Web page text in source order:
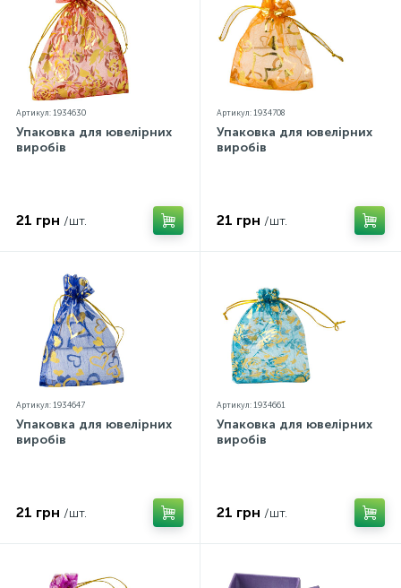
Артикул: 1934630
Упаковка для ювелірних
виробів
21 грн /шт.
Артикул: 1934708
Упаковка для ювелірних
виробів
21 грн /шт.
Артикул: 1934647
Упаковка для ювелірних
виробів
21 грн /шт.
Артикул: 1934661
Упаковка для ювелірних
виробів
21 грн /шт.